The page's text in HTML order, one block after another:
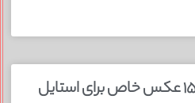
مانتو جین شیک زیبا؛ ۱۵ عکس خاص برای استایل